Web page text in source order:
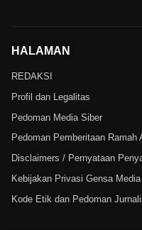
HALAMAN
REDAKSI
Profil dan Legalitas
Pedoman Media Siber
Pedoman Pemberitaan Ramah
Disclaimers / Pernyataan
Kebijakan Privasi Gensa
Kode Etik dan Pedoman